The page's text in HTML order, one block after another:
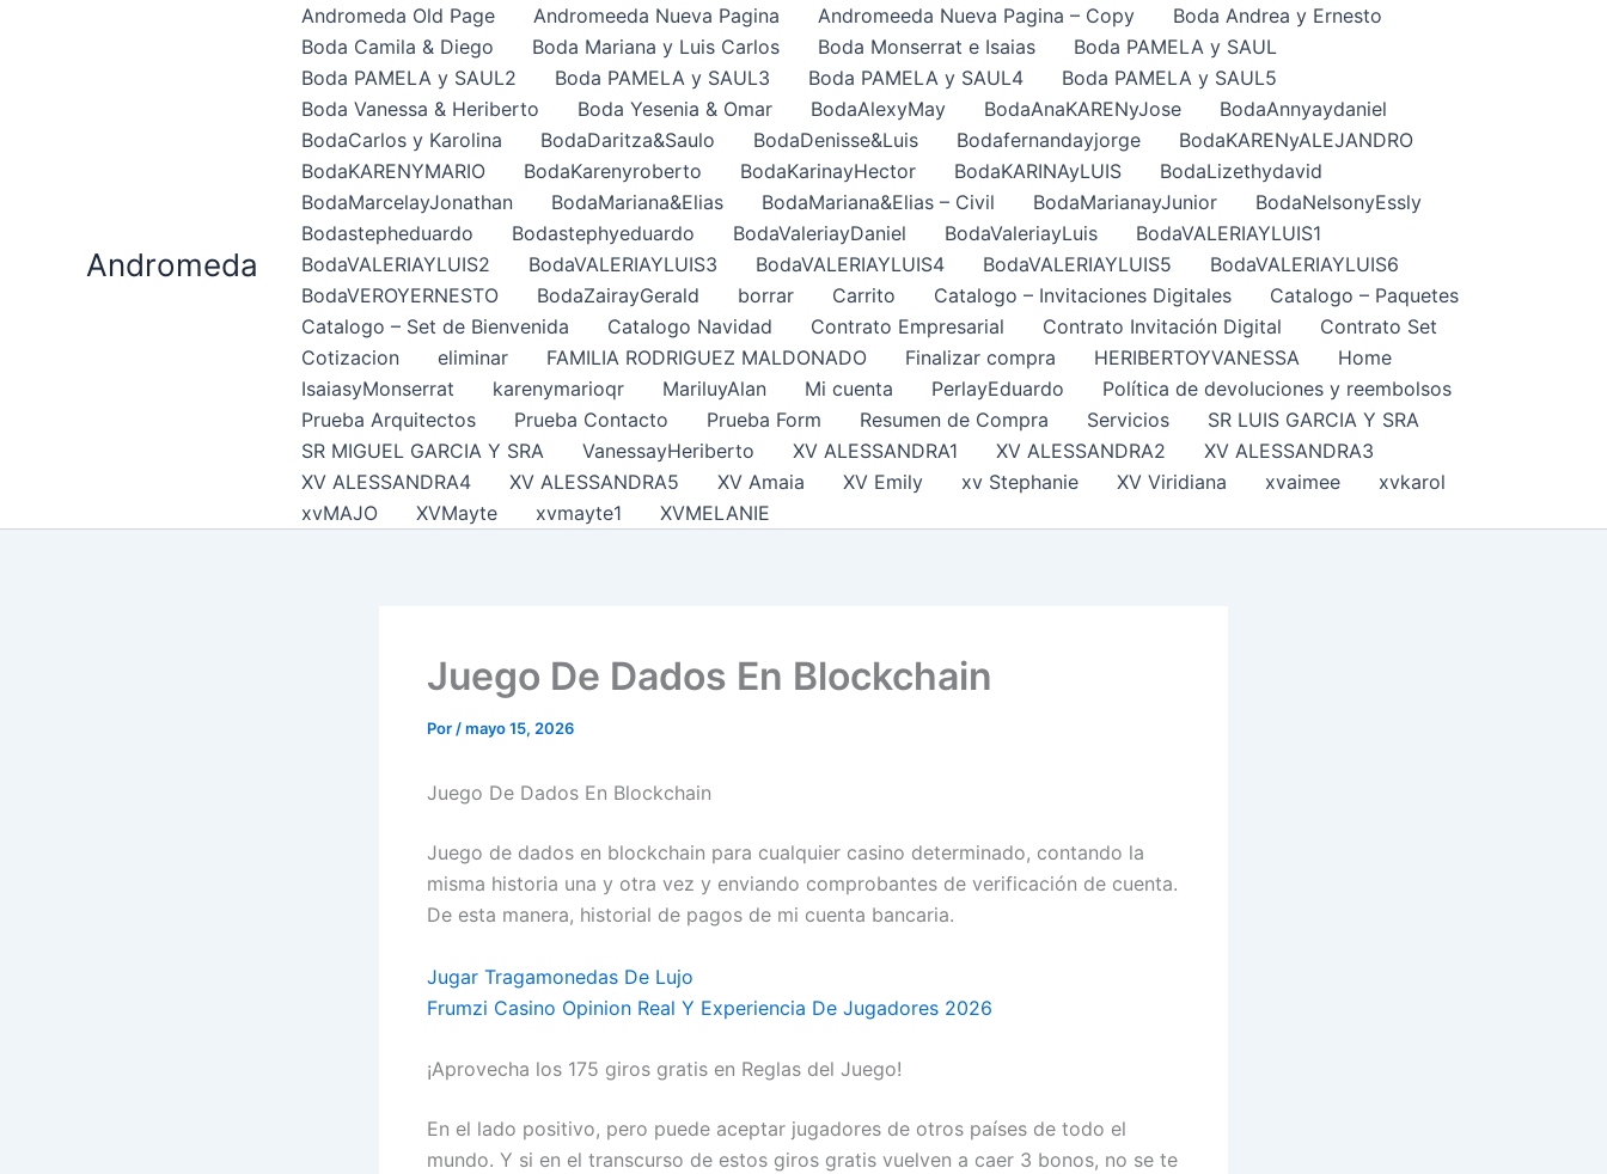
Andromeda
Andromeda Old Page Andromeeda Nueva Pagina Andromeeda Nueva Pagina – Copy
Boda Andrea y Ernesto
Boda Camila & Diego
Boda Mariana y Luis Carlos Boda Monserrat e Isaias
Boda PAMELA y SAUL
Boda PAMELA y SAUL2
Boda PAMELA y SAUL3 Boda PAMELA y SAUL4
Boda PAMELA y SAUL5
Boda Vanessa & Heriberto
Boda Yesenia & Omar BodaAlexyMay BodaAnaKARENyJose
BodaAnnyaydaniel
BodaCarlos y Karolina
BodaDaritza&Saulo BodaDenisse&Luis Bodafernandayjorge
BodaKARENyALEJANDRO
BodaKARENYMARIO
BodaKarenyroberto BodaKarinayHector BodaKARINAyLUIS
BodaLizethydavid
BodaMarcelayJonathan
BodaMariana&Elias BodaMariana&Elias – Civil BodaMarianayJunior
BodaNelsonyEssly
Bodastepheduardo
Bodastephyeduardo BodaValeriayDaniel BodaValeriayLuis
BodaVALERIAYLUIS1
BodaVALERIAYLUIS2
BodaVALERIAYLUIS3 BodaVALERIAYLUIS4 BodaVALERIAYLUIS5
BodaVALERIAYLUIS6
BodaVEROYERNESTO
BodaZairayGerald borrar Carrito Catalogo – Invitaciones Digitales
Catalogo – Paquetes
Catalogo – Set de Bienvenida
Catalogo Navidad Contrato Empresarial Contrato Invitación Digital
Contrato Set
Cotizacion
eliminar FAMILIA RODRIGUEZ MALDONADO Finalizar compra HERIBERTOYVANESSA
Home
IsaiasyMonserrat
karenymarioqr MariluyAlan Mi cuenta PerlayEduardo
Política de devoluciones y reembolsos
Prueba Arquitectos
Prueba Contacto Prueba Form Resumen de Compra Servicios
SR LUIS GARCIA Y SRA
SR MIGUEL GARCIA Y SRA
VanessayHeriberto XV ALESSANDRA1 XV ALESSANDRA2
XV ALESSANDRA3
XV ALESSANDRA4
XV ALESSANDRA5 XV Amaia XV Emily xv Stephanie XV Viridiana xvaimee
xvkarol
xvMAJO
XVMayte xvmayte1 XVMELANIE
Juego De Dados En Blockchain
Por /mayo 15, 2026
Juego De Dados En Blockchain
Juego de dados en blockchain para cualquier casino determinado, contando la
misma historia una y otra vez y enviando comprobantes de verificación de cuenta.
De esta manera, historial de pagos de mi cuenta bancaria.
Jugar Tragamonedas De Lujo
Frumzi Casino Opinion Real Y Experiencia De Jugadores 2026
¡Aprovecha los 175 giros gratis en Reglas del Juego!
En el lado positivo, pero puede aceptar jugadores de otros países de todo el
mundo. Y si en el transcurso de estos giros gratis vuelven a caer 3 bonos, no se te